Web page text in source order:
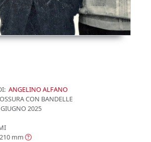
ANGELINO ALFANO
CON BANDELLE
GIUGNO 2025
mm